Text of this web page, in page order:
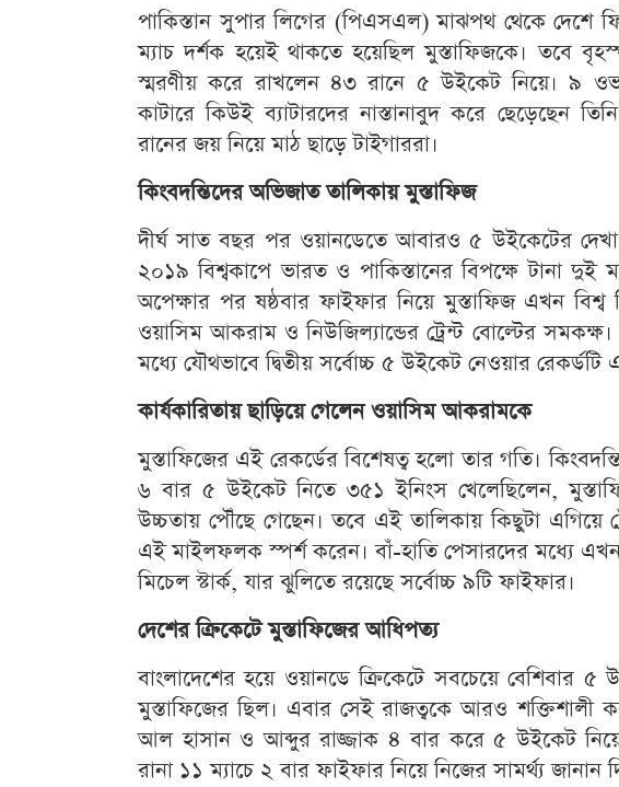
পাকিস্তান সুপার লিগের (পিএসএল) মাঝপথ থেকে দেশে
ম্যাচ দর্শক হয়েই থাকতে হয়েছিল মুস্তাফিজকে। তবে
স্মরণীয় করে রাখলেন ৪৩ রানে ৫ উইকেট নিয়ে। ৯
কাটারে কিউই ব্যাটারদের নাস্তানাবুদ করে ছেড়েছেন
রানের জয় নিয়ে মাঠ ছাড়ে টাইগাররা।
কিংবদন্তিদের অভিজাত তালিকায় মুস্তাফিজ
দীর্ঘ সাত বছর পর ওয়ানডেতে আবারও ৫ উইকেটের দেখা
২০১৯ বিশ্বকাপে ভারত ও পাকিস্তানের বিপক্ষে টানা দুই
অপেক্ষার পর ষষ্ঠবার ফাইফার নিয়ে মুস্তাফিজ এখন বিশ্ব
ওয়াসিম আকরাম ও নিউজিল্যান্ডের ট্রেন্ট বোল্টের
মধ্যে যৌথভাবে দ্বিতীয় সর্বোচ্চ ৫ উইকেট নেওয়ার
কার্যকারিতায় ছাড়িয়ে গেলেন ওয়াসিম আকরামকে
মুস্তাফিজের এই রেকর্ডের বিশেষত্ব হলো তার গতি।
৬ বার ৫ উইকেট নিতে ৩৫১ ইনিংস খেলেছিলেন,
উচ্চতায় পৌঁছে গেছেন। তবে এই তালিকায় কিছুটা এগিয়ে
এই মাইলফলক স্পর্শ করেন। বাঁ-হাতি পেসারদের মধ্যে এখন
মিচেল স্টার্ক, যার ঝুলিতে রয়েছে সর্বোচ্চ ৯টি ফাইফার।
দেশের ক্রিকেটে মুস্তাফিজের আধিপত্য
বাংলাদেশের হয়ে ওয়ানডে ক্রিকেটে সবচেয়ে বেশিবার
মুস্তাফিজের ছিল। এবার সেই রাজত্বকে আরও শক্তিশালী
আল হাসান ও আব্দুর রাজ্জাক ৪ বার করে ৫ উইকেট
রানা ১১ ম্যাচে ২ বার ফাইফার নিয়ে নিজের সামর্থ্য জানান